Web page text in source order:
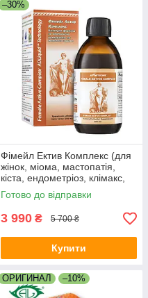
–30%
Фімейл Ектив Комплекс (для
жінок, міома, мастопатія,
кіста, ендометріоз, клімакс,
нормалізує гормони, цикл)
Готово до відправки
3 990 ₴ 5 700 ₴
Купити
ОРИГИНАЛ –10%